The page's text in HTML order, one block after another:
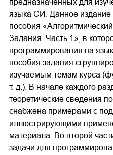
предназначенных для
языка СИ. Данное
пособия
Задания. Часть 1», в
программирования на
пособия задания
изучаемым темам курса
т. д.). В начале каждого
теоретические сведения
снабжена примерами с
иллюстрирующими
материала. Во второй
задачи для